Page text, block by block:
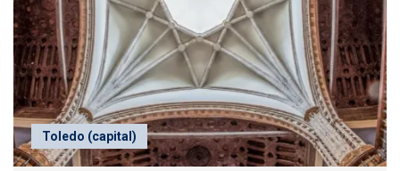
Toledo (capital)